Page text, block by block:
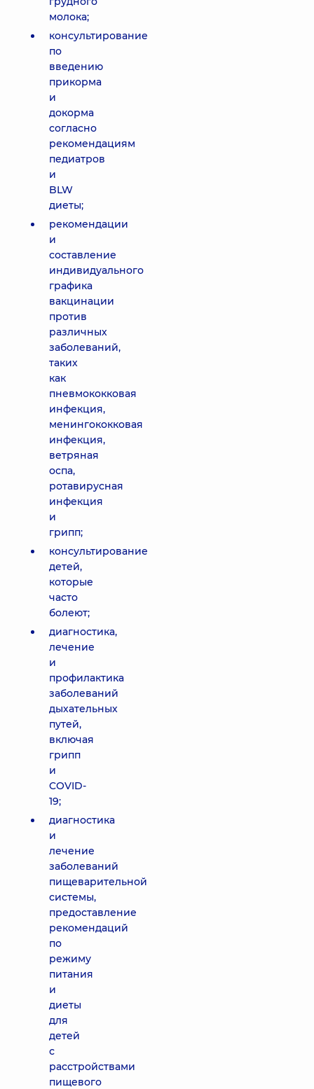
молока;
консультирование
по
введению
прикорма
и
докорма
согласно
рекомендациям
педиатров
и
BLW
диеты;
рекомендации
и
составление
индивидуального
графика
вакцинации
против
различных
заболеваний,
таких
как
пневмококковая
инфекция,
менингококковая
инфекция,
ветряная
оспа,
ротавирусная
инфекция
и
грипп;
консультирование
детей,
которые
часто
болеют;
диагностика,
лечение
и
профилактика
заболеваний
дыхательных
путей,
включая
грипп
и
COVID-
19;
диагностика
и
лечение
заболеваний
пищеварительной
системы,
предоставление
рекомендаций
по
режиму
питания
и
диеты
для
детей
с
расстройствами
пищевого